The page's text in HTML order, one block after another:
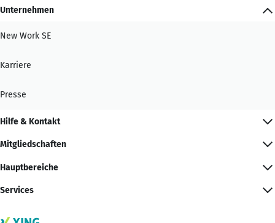
Unternehmen
New Work SE
Karriere
Presse
Hilfe & Kontakt
Mitgliedschaften
Hauptbereiche
Services